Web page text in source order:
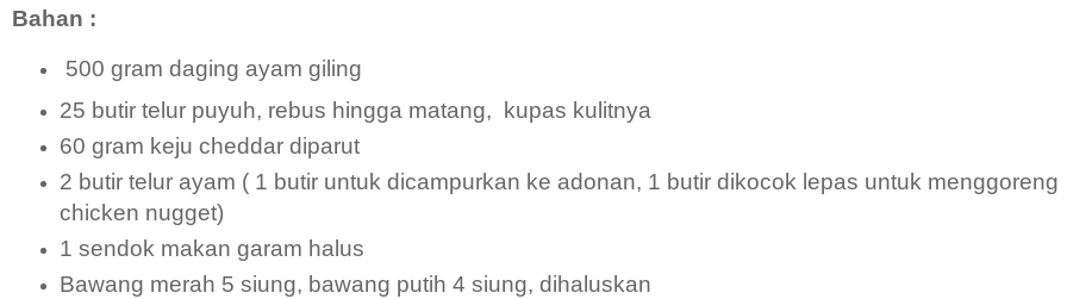
Bahan :
500 gram daging ayam giling
25 butir telur puyuh, rebus hingga matang, kupas kulitnya
60 gram keju cheddar diparut
2 butir telur ayam ( 1 butir untuk dicampurkan ke adonan, 1 butir dikocok lepas untuk menggoreng
chicken nugget)
1 sendok makan garam halus
Bawang merah 5 siung, bawang putih 4 siung, dihaluskan